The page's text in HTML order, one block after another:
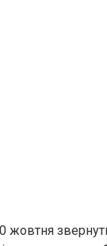
жовтня